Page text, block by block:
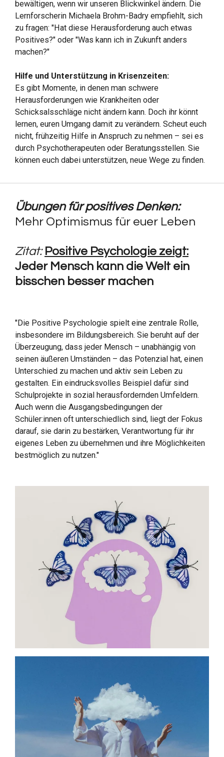
bewältigen, wenn wir unseren Blickwinkel ändern. Die
Lernforscherin Michaela Brohm-Badry empfiehlt, sich
zu fragen: "Hat diese Herausforderung auch etwas
Positives?" oder "Was kann ich in Zukunft anders
machen?"
Hilfe und Unterstützung in Krisenzeiten:
Es gibt Momente, in denen man schwere
Herausforderungen wie Krankheiten oder
Schicksalsschläge nicht ändern kann. Doch ihr könnt
lernen, euren Umgang damit zu verändern. Scheut euch
nicht, frühzeitig Hilfe in Anspruch zu nehmen – sei es
durch Psychotherapeuten oder Beratungsstellen. Sie
können euch dabei unterstützen, neue Wege zu finden.
Übungen für positives Denken:
Mehr Optimismus für euer Leben
Zitat: Positive Psychologie zeigt:
Jeder Mensch kann die Welt ein
bisschen besser machen
"Die Positive Psychologie spielt eine zentrale Rolle,
insbesondere im Bildungsbereich. Sie beruht auf der
Überzeugung, dass jeder Mensch – unabhängig von
seinen äußeren Umständen – das Potenzial hat, einen
Unterschied zu machen und aktiv sein Leben zu
gestalten. Ein eindrucksvolles Beispiel dafür sind
Schulprojekte in sozial herausfordernden Umfeldern.
Auch wenn die Ausgangsbedingungen der
Schüler:innen oft unterschiedlich sind, liegt der Fokus
darauf, sie darin zu bestärken, Verantwortung für ihr
eigenes Leben zu übernehmen und ihre Möglichkeiten
bestmöglich zu nutzen."